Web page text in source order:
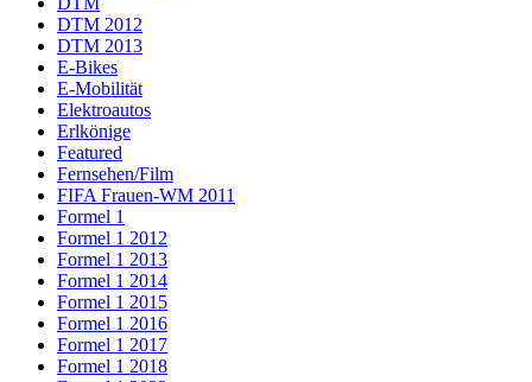
DTM 2012
DTM 2013
E-Bikes
E-Mobilität
Elektroautos
Erlkönige
Featured
Fernsehen/Film
FIFA Frauen-WM 2011
Formel 1
Formel 1 2012
Formel 1 2013
Formel 1 2014
Formel 1 2015
Formel 1 2016
Formel 1 2017
Formel 1 2018